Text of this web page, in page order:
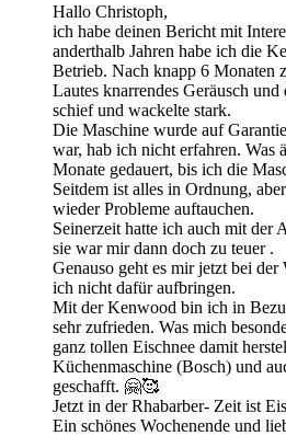
Hallo Christoph,
ich habe deinen Bericht mit
anderthalb Jahren habe ich die
Betrieb. Nach knapp 6 Monaten
Lautes knarrendes Geräusch und
schief und wackelte stark.
Die Maschine wurde auf
war, hab ich nicht erfahren. Was
Monate gedauert, bis ich die
Seitdem ist alles in Ordnung,
wieder Probleme auftauchen.
Seinerzeit hatte ich auch mit der
sie war mir dann doch zu teuer .
Genauso geht es mir jetzt bei
ich nicht dafür aufbringen.
Mit der Kenwood bin ich in
sehr zufrieden. Was mich
ganz tollen Eischnee damit
Küchenmaschine (Bosch) und
geschafft. 🤗🥰
Jetzt in der Rhabarber- Zeit ist
Ein schönes Wochenende und